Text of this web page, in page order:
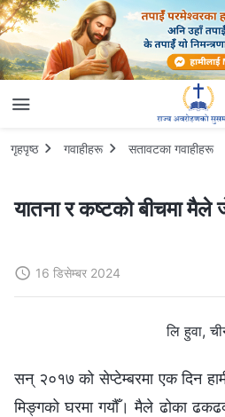
गृहपृष्ठ गवाहीहरू सतावटका गवाहीहरू
यातना र कष्टको बीचमा
16 डिसेम्बर 2024
लि हुवा,
सन् २०१७ को सेप्टेम्‍बरमा एक दिन
मिङ्गको घरमा गयौँ। मैले ढोका